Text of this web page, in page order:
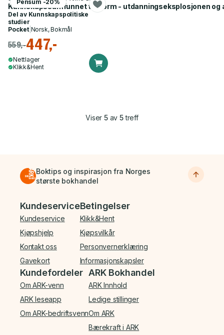
Pensum -20%
Kunnskapssamfunnet tar form - utdanningseksplosjonen
Del av Kunnskapspolitiske
studier
Pocket| Norsk, Bokmål
559,-447,-
Nettlager
Klikk&Hent
Viser5av 5treff
Boktips og inspirasjon fra Norges
største bokhandel
Bunnmeny
Kundeservice
Kundeservice
Kjøpshjelp
Kontakt oss
Gavekort
Betingelser
Klikk&Hent
Kjøpsvilkår
Personvernerklæring
Informasjonskapsler
Kundefordeler
Om ARK-venn
ARK leseapp
Om ARK-bedriftsvenn
ARK Bokhandel
ARK Innhold
Ledige stillinger
Om ARK
Bærekraft i ARK